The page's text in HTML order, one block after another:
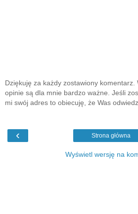
Dziękuję za każdy zostawiony komentarz.
opinie są dla mnie bardzo ważne. Jeśli
mi swój adres to obiecuję, że Was
‹ Strona główna
Wyświetl wersję na